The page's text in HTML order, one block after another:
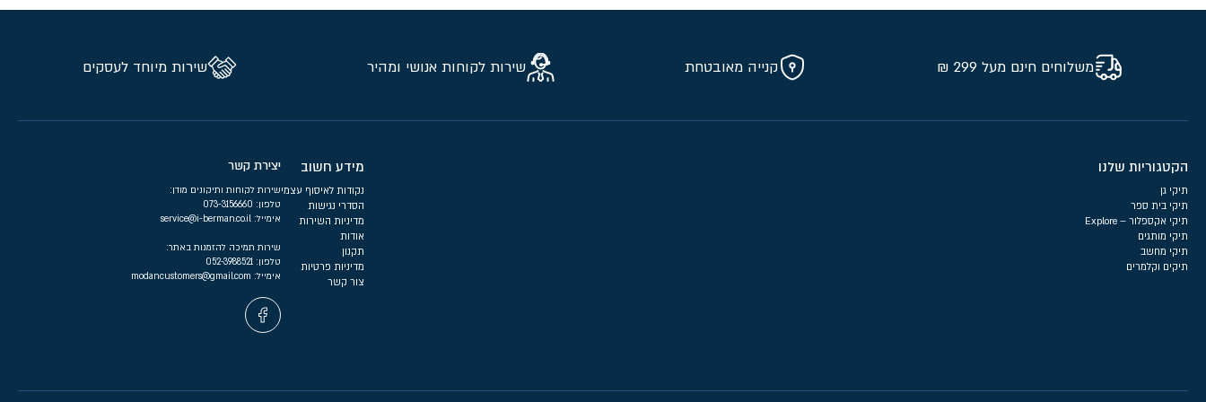
משלוחים חינם מעל 299 ₪ קנייה מאובטחת שירות לקוחות אנושי ומהיר שירות מיוחד לעסקים
הקטגוריות שלנו
תיקי גן
תיקי בית ספר
תיקי אקספלור – Explore
תיקי מותגים
תיקי מחשב
תיקים וקלמרים
מידע חשוב
נקודות לאיסוף עצמי
הסדרי נגישות
מדיניות השירות
אודות
תקנון
מדיניות פרטיות
צור קשר
יצירת קשר
שירות לקוחות ותיקונים מודן:
טלפון:
אימייל:
שירות תמיכה להזמנות באתר:
טלפון:
אימייל: